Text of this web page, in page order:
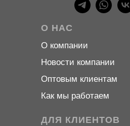
О НАС
ДЛЯ КЛИЕНТОВ
О компании
Оптовым клиентам
Новости компании
Как мы работаем